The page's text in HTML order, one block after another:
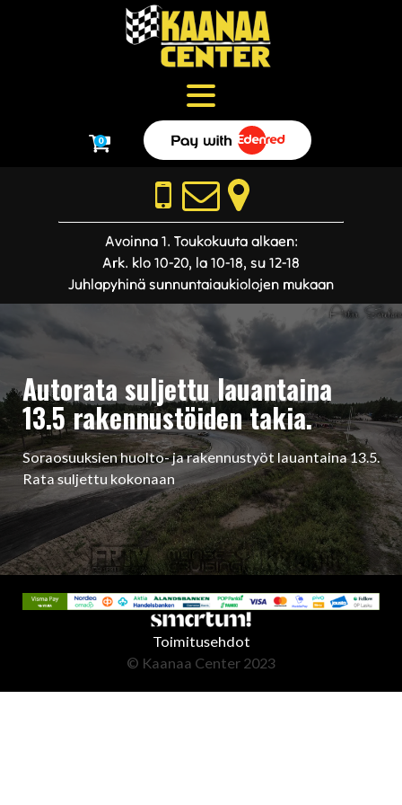
0
Avoinna 1. Toukokuuta alkaen:
Ark. klo 10-20, la 10-18, su 12-18
Juhlapyhinä sunnuntaiaukiolojen mukaan
Autorata suljettu lauantaina
13.5 rakennustöiden takia.
Soraosuuksien huolto- ja rakennustyöt lauantaina 13.5.
Rata suljettu kokonaan
Toimitusehdot
© Kaanaa Center 2023